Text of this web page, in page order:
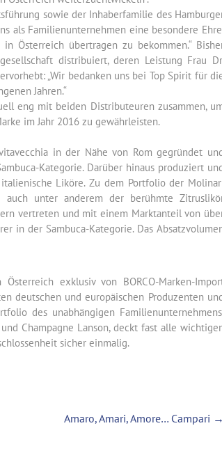
sowie der Inhaberfamilie des
als Familienunternehmen eine besondere
Österreich übertragen zu bekommen.“
distribuiert, deren Leistung Frau
„Wir bedanken uns bei Top Spirit für
Jahren.“
eng mit beiden Distributeuren zusammen,
im Jahr 2016 zu gewährleisten.
in der Nähe von Rom gegründet
Kategorie. Darüber hinaus produziert
Liköre. Zu dem Portfolio der
unter anderem der berühmte
vertreten und mit einem Marktanteil von
in der Sambuca-Kategorie. Das
exklusiv von BORCO-Marken-
deutschen und europäischen Produzenten
des unabhängigen
Champagne Lanson, deckt fast alle
sicher einmalig.
Amaro, Amari, Amore… Campari →